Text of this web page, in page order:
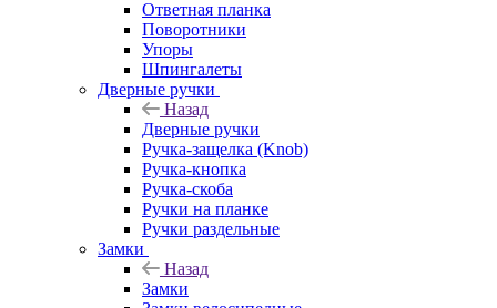
Ответная планка
Поворотники
Упоры
Шпингалеты
Дверные ручки
Назад
Дверные ручки
Ручка-защелка (Knob)
Ручка-кнопка
Ручка-скоба
Ручки на планке
Ручки раздельные
Замки
Назад
Замки